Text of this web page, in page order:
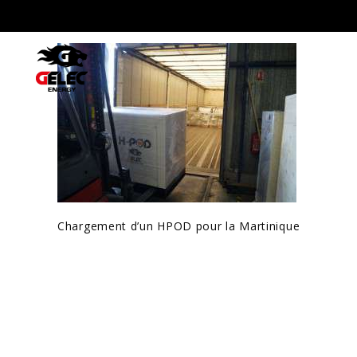
Chargement d’un HPOD pour la Martinique